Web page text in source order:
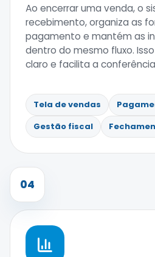
Ao encerrar uma venda, o
recebimento, organiza as
pagamento e mantém as
dentro do mesmo fluxo.
claro e facilita a
Tela de vendas
Gestão fiscal
04